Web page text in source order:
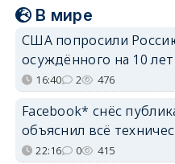
В мире
США попросили
осуждённого на 10
16:40 2 476
Facebook* снёс
объяснил всё
22:16 0 415